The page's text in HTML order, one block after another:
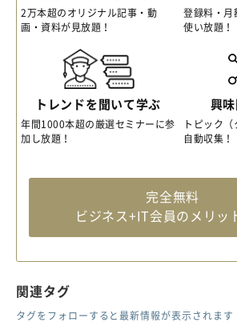
2万本超のオリジナル記事・動
画・資料が見放題！
登録料・月
使い放題！
トレンドを聞いて学ぶ
年間1000本超の厳選セミナーに参
加し放題！
興
トピック
自動収集！
完全無料
ビジネス+IT会員のメリッ
関連タグ
タグをフォローすると最新情報が表示されます